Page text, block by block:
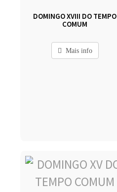
DOMINGO XVIII DO TEMPO
COMUM
Mais info